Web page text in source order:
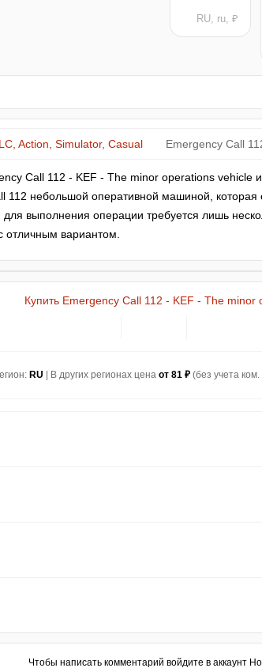
RU, ru, ₽
Action, Simulator, Casual Emergency Call
Call 112 - KEF - The minor operations vehicle
112 небольшой оперативной машиной, которая
выполнения операции требуется лишь
отличным вариантом.
Купить Emergency Call 112 - KEF - The minor
RU | В других регионах цена от 81 ₽ (без учета
Чтобы написать комментарий войдите в аккаунт